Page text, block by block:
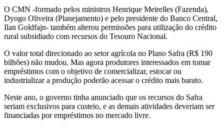
O CMN -formado pelos ministros Henrique Meirelles (Fazenda),
Dyogo Oliveira (Planejamento) e pelo presidente do Banco Central,
Ilan Goldfajn- também alterou permissões para utilização do crédito
rural subsidiado com recursos do Tesouro Nacional.
O valor total direcionado ao setor agrícola no Plano Safra (R$ 190
bilhões) não mudou. Mas agora produtores interessados em tomar
empréstimos com o objetivo de comercializar, estocar ou
industrializar a produção poderão acessar o crédito mais barato.
Neste ano, o governo tinha anunciado que os recursos do Safra
seriam exclusivos para custeio, e as demais atividades deveriam ser
financiadas por empréstimos no mercado livre.